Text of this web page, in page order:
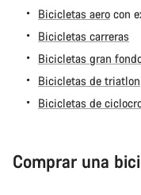
Bicicletas aero con
Bicicletas carreras
Bicicletas gran
Bicicletas de triatlon
Bicicletas de
Comprar una